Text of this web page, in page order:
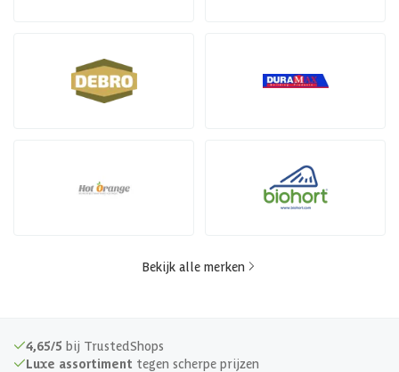
Bekijk alle merken
4,65/5 bij TrustedShops
Luxe assortiment tegen scherpe prijzen